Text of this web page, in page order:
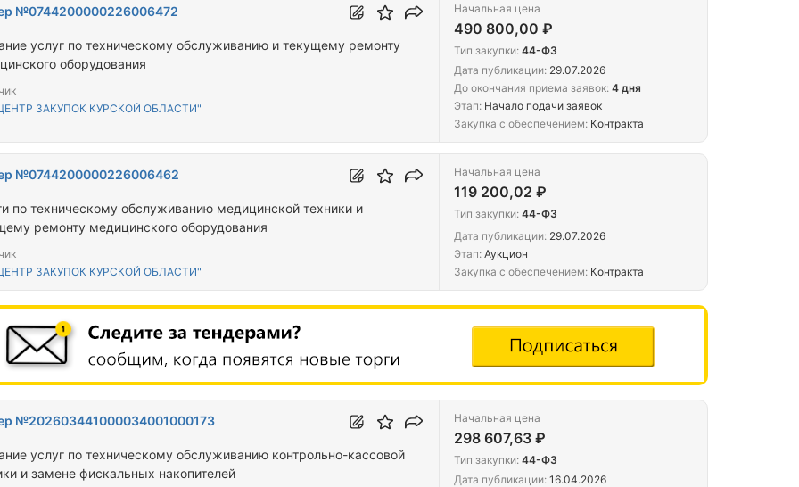
№0744200000226006472
услуг по техническому обслуживанию и текущему ремонту
оборудования
ЗАКУПОК КУРСКОЙ ОБЛАСТИ"
Начальная цена
490 800,00 ₽
Тип закупки: 44-ФЗ
Дата публикации: 29.07.2026
До окончания приема заявок: 4 дня
Этап: Начало подачи заявок
Закупка с обеспечением: Контракта
№0744200000226006462
по техническому обслуживанию медицинской техники и
ремонту медицинского оборудования
ЗАКУПОК КУРСКОЙ ОБЛАСТИ"
Начальная цена
119 200,02 ₽
Тип закупки: 44-ФЗ
Дата публикации: 29.07.2026
Этап: Аукцион
Закупка с обеспечением: Контракта
№202603441000034001000173
услуг по техническому обслуживанию контрольно-кассовой
и замене фискальных накопителей
Начальная цена
298 607,63 ₽
Тип закупки: 44-ФЗ
Дата публикации: 16.04.2026